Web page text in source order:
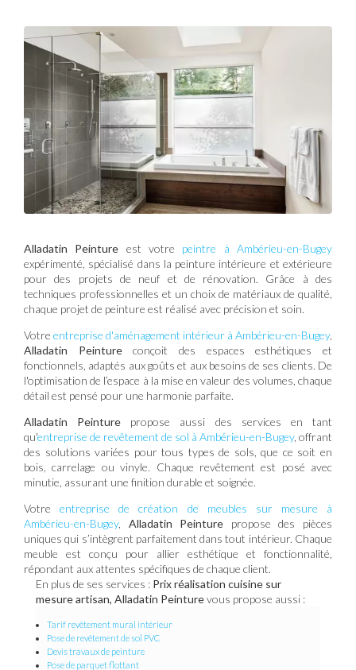
Alladatin Peinture est votre peintre à Ambérieu-en-Bugey
expérimenté, spécialisé dans la peinture intérieure et extérieure
pour des projets de neuf et de rénovation. Grâce à des
techniques professionnelles et un choix de matériaux de qualité,
chaque projet de peinture est réalisé avec précision et soin.
Votre entreprise d'aménagement intérieur à Ambérieu-en-Bugey,
Alladatin Peintureconçoit des espaces esthétiques et
fonctionnels, adaptés aux goûts et aux besoins de ses clients. De
l'optimisation de l’espace à la mise en valeur des volumes, chaque
détail est pensé pour une harmonie parfaite.
Alladatin Peinture propose aussi des services en tant
qu'entreprise de revêtement de sol à Ambérieu-en-Bugey, offrant
des solutions variées pour tous types de sols, que ce soit en
bois, carrelage ou vinyle. Chaque revêtement est posé avec
minutie, assurant une finition durable et soignée.
Votreentreprise de création de meubles sur mesure à
Ambérieu-en-Bugey, Alladatin Peinture propose des pièces
uniques qui s’intègrent parfaitement dans tout intérieur. Chaque
meuble est conçu pour allier esthétique et fonctionnalité,
répondant aux attentes spécifiques de chaque client.
En plus de ses services : Prix réalisation cuisine sur
mesure artisan, Alladatin Peinturevous propose aussi :
Tarif revêtement mural intérieur
Pose de revêtement de sol PVC
Devis travaux de peinture
Pose de parquet flottant